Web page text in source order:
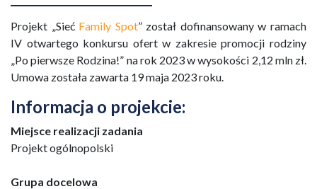
Projekt „Sieć Family Spot” został dofinansowany w ramach
IV otwartego konkursu ofert w zakresie promocji rodziny
„Po pierwsze Rodzina!” na rok 2023 w wysokości 2,12 mln zł.
Umowa została zawarta 19 maja 2023 roku.
Informacja o projekcie:
Miejsce realizacji zadania
Projekt ogólnopolski
Grupa docelowa